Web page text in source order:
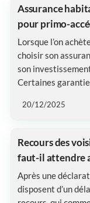
Assurance
pour primo-
Lorsque l’on
choisir son
son
Certaines
20/12/2025
Recours des
faut-il attendre
Après une
disposent d’un